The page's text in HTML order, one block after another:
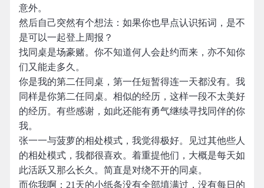
意外。
然后自己突然有个想法：如果你也早点认识拓词，是不
是可以一起登上周报？
找同桌是场豪赌。你不知道何人会赴约而来，亦不知你
们又能走多久。
你是我的第二任同桌，第一任短暂得连一天都没有。我
同样是你第二任同桌。相似的经历，这样一段不太美好
的经历。有些感谢，如此还能有勇气继续寻找同伴的你
我。
张一一与菠萝的相处模式，我觉得极好。见过其他些人
的相处模式，我都很喜欢。着重提他们，大概是每天如
此活跃又那么长久。简直是对绕不开的同桌。
而你我啊：21天的小纸条没有全部填满过，没有每日的